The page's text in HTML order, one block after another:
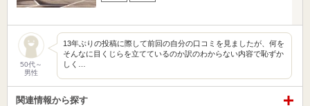
50代～
男性
13年ぶりの投稿に際して前回の自分の口コミを見ましたが、何を
そんなに目くじらを立てているのか訳のわからない内容で恥ずか
しく…
関連情報から探す